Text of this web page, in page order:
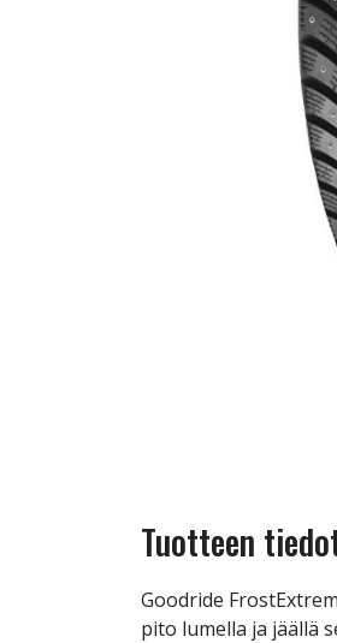
Tuotteen
Goodride
pito lumella ja jäällä